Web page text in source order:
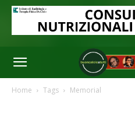
Home Tags Memorial